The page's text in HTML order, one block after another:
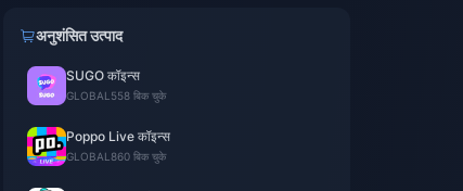
अनुशंसित उत्पाद
SUGO कॉइन्स
GLOBAL 558 बिक चुके
Poppo Live कॉइन्स
GLOBAL 860 बिक चुके